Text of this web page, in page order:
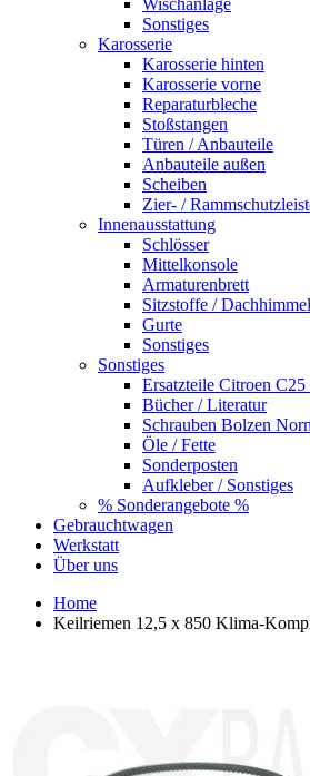
Sonstiges
Karosserie
Karosserie hinten
Karosserie vorne
Reparaturbleche
Stoßstangen
Türen / Anbauteile
Anbauteile außen
Scheiben
Zier- /
Innenausstattung
Schlösser
Mittelkonsole
Armaturenbrett
Sitzstoffe /
Gurte
Sonstiges
Sonstiges
Ersatzteile Citroen
Bücher / Literatur
Schrauben Bolzen
Öle / Fette
Sonderposten
Aufkleber / Sonstiges
% Sonderangebote %
Gebrauchtwagen
Werkstatt
Über uns
Home
Keilriemen 12,5 x 850 Klima-